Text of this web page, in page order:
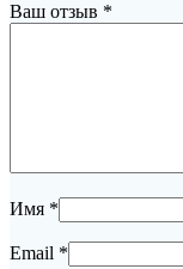
Ваш отзыв *
Имя *
Email *